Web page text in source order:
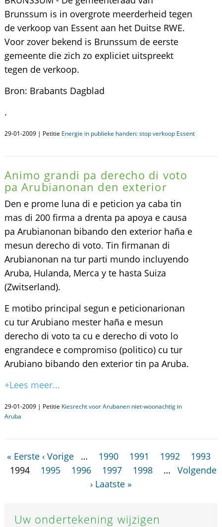
Brunssum is in overgrote meerderheid tegen
de verkoop van Essent aan het Duitse RWE.
Voor zover bekend is Brunssum de eerste
gemeente die zich zo expliciet uitspreekt
tegen de verkoop.
Bron: Brabants Dagblad
.
29-01-2009 | Petitie Energie in publieke handen: stop verkoop Essent
Animo grandi pa derecho di voto
pa Arubianonan den exterior
Den e prome luna di e peticion ya caba tin
mas di 200 firma a drenta pa apoya e causa
pa Arubianonan bibando den exterior haña e
mesun derecho di voto. Tin firmanan di
Arubianonan na tur parti mundo incluyendo
Aruba, Hulanda, Merca y te hasta Suiza
(Zwitserland).
E motibo principal segun e peticionarionan
cu tur Arubiano mester haña e mesun
derecho di voto ta cu e derecho di voto lo
engrandece e compromiso (politico) cu tur
Arubiano bibando den exterior tin pa Aruba.
+Lees meer...
29-01-2009 | Petitie Kiesrecht voor Arubanen niet-woonachtig in
Aruba
« Eerste ‹ Vorige … 1990 1991 1992
1993
1994
1995 1996 1997 1998 …
Volgende
› Laatste »
Uw ondertekening wijzigen